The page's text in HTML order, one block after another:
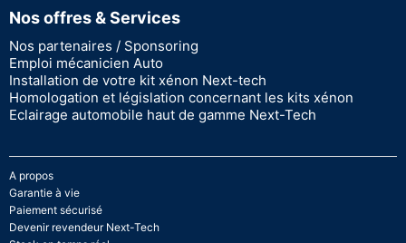
Nos offres & Services
Nos partenaires / Sponsoring
Emploi mécanicien Auto
Installation de votre kit xénon Next-tech
Homologation et législation concernant les kits xénon
Eclairage automobile haut de gamme Next-Tech
A propos
Garantie à vie
Paiement sécurisé
Devenir revendeur Next-Tech